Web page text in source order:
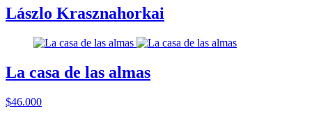
Lászlo Krasznahorkai
La casa de las almas
$46.000